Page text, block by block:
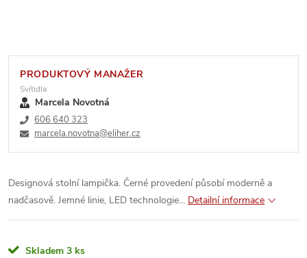
PRODUKTOVÝ MANAŽER
Svítidla
Marcela Novotná
606 640 323
marcela.novotna@eliher.cz
Designová stolní lampička. Černé provedení působí moderně a
nadčasově. Jemné linie, LED technologie... Detailní informace
Skladem 3 ks